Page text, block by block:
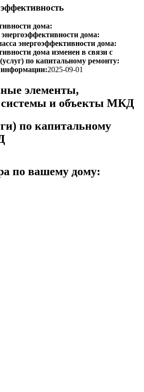
дома:
дома:
энергоэффективности дома:
дома изменен в связи с
по капитальному ремонту:
информации:2025-09-01
элементы,
и объекты МКД
по капитальному
по вашему дому: